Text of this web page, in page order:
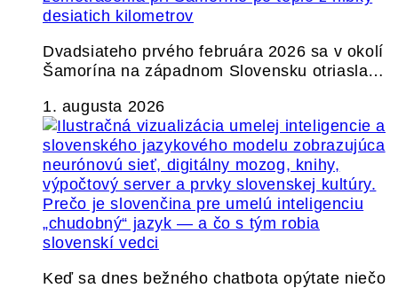
desiatich kilometrov
Dvadsiateho prvého februára 2026 sa v okolí
Šamorína na západnom Slovensku otriasla…
1. augusta 2026
Prečo je slovenčina pre umelú inteligenciu
„chudobný“ jazyk — a čo s tým robia
slovenskí vedci
Keď sa dnes bežného chatbota opýtate niečo